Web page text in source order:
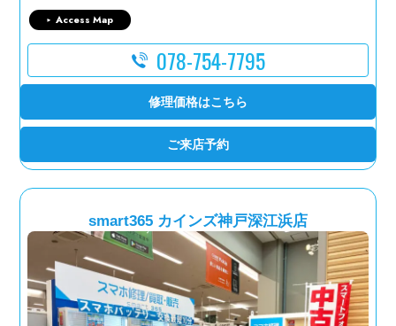
Access Map
078-754-7795
修理価格はこちら
ご来店予約
smart365 カインズ神戸深江浜店